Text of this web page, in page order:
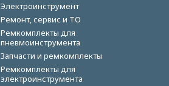
Электроинструмент
Ремонт, сервис и ТО
Ремкомплекты для
пневмоинструмента
Запчасти и ремкомплекты
Ремкомплекты для
электроинструмента